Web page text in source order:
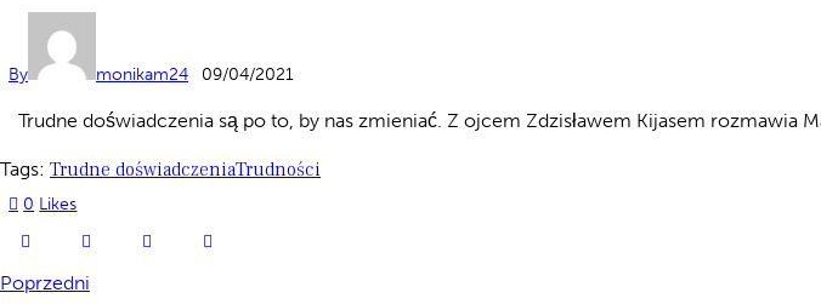
By monikam24 09/04/2021
Trudne doświadczenia są po to, by nas zmieniać Z ojcem Zdzisławem Kijasem rozmawia
Tags: Trudne doświadczeniaTrudności
0 Likes
Poprzedni